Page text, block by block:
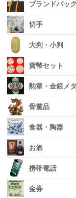
ブランドバッ
切手
大判・小判
貨幣セット
勲章・金銀メ
骨董品
食器・陶器
お酒
携帯電話
金券